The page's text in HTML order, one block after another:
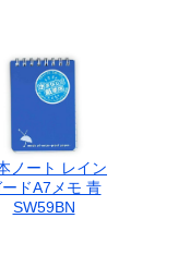
ノート レイン
ードA7メモ 青
SW59BN